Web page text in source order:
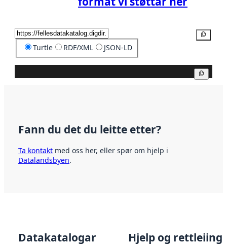
Turtle RDF/XML JSON-LD
Fann du det du leitte etter?
Ta kontakt med oss her, eller spør om hjelp i
Datalandsbyen.
Datakatalogar Hjelp og rettleiing